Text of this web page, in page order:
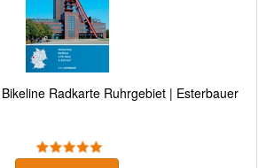
Radkarte Ruhrgebiet | Esterbauer